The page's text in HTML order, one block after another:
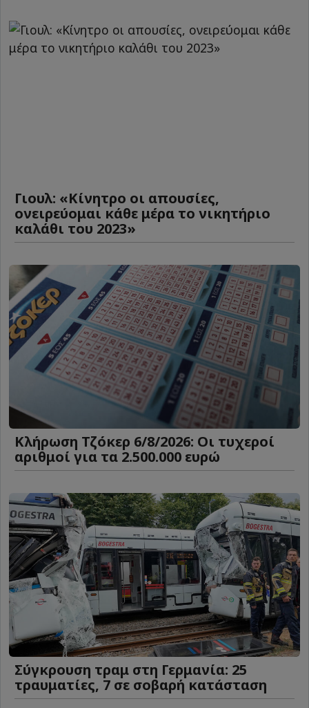
Γιουλ: «Κίνητρο οι απουσίες,
ονειρεύομαι κάθε μέρα το νικητήριο
καλάθι του 2023»
Κλήρωση Τζόκερ 6/8/2026: Οι τυχεροί
αριθμοί για τα 2.500.000 ευρώ
Σύγκρουση τραμ στη Γερμανία: 25
τραυματίες, 7 σε σοβαρή κατάσταση